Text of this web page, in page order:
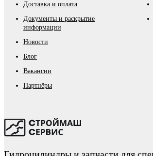
Доставка и оплата
Документы и раскрытие
информации
Новости
Блог
Вакансии
Партнёры